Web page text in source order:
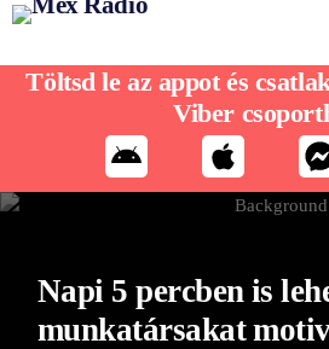
Napi 5 percben is
munkatársakat
Töltsd le az appot és
Viber